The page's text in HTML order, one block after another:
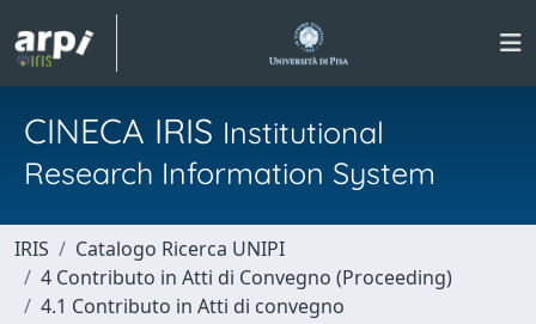
CINECA IRIS Institutional
Research Information System
IRIS
Catalogo Ricerca UNIPI
4 Contributo in Atti di Convegno (Proceeding)
4.1 Contributo in Atti di convegno